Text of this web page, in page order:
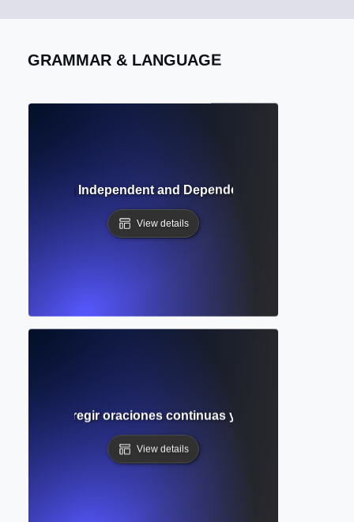
GRAMMAR & LANGUAGE
Independent and Dependent Clauses for
View details
Cómo corregir oraciones continuas y mejorar la
View details